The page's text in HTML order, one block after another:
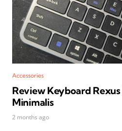
Accessories
Review Keyboard Rexus
Minimalis
2 months ago